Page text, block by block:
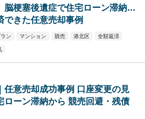
脳梗塞後遺症で住宅ローン滞納…
できた任意売却事例
ン マンション 競売 港北区 全額返済
任意売却成功事例 口座変更の見
ローン滞納から 競売回避・残債